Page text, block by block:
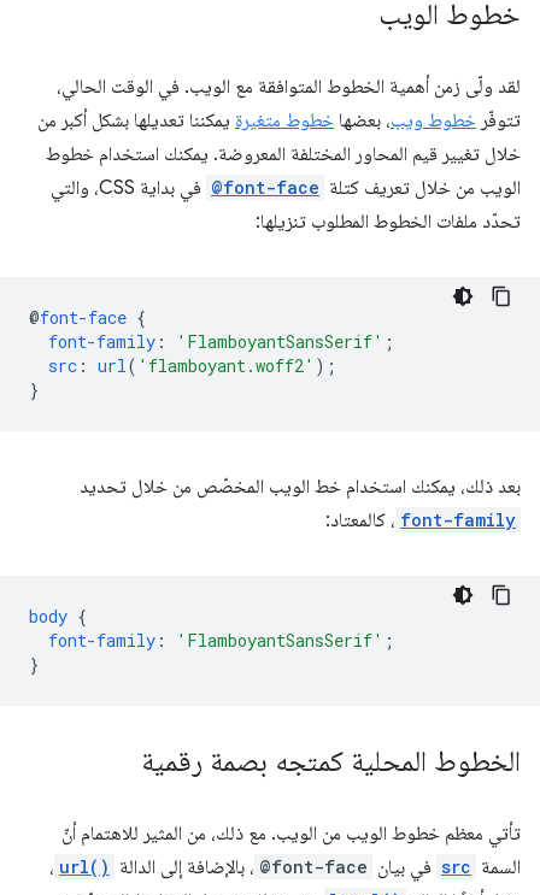
خطوط الويب
لقد ولّى زمن أهمية الخطوط المتوافقة مع الويب. في الوقت الحالي،
تتوفّر خطوط ويب، بعضها خطوط متغيرة يمكننا تعديلها بشكل أكبر من
خلال تغيير قيم المحاور المختلفة المعروضة. يمكنك استخدام خطوط
الويب من خلال تعريف كتلة @font-face
في بداية CSS، والتي
تحدّد ملفات الخطوط المطلوب تنزيلها:
@font-face {
font-family : 'FlamboyantSansSerif' ;
src : url( 'flamboyant.woff2' );
}
بعد ذلك، يمكنك استخدام خط الويب المخصّص من خلال تحديد
font-family ، كالمعتاد:
body {
font-family : 'FlamboyantSansSerif' ;
}
الخطوط المحلية كمتجه بصمة رقمية
تأتي معظم خطوط الويب من الويب. مع ذلك، من المثير للاهتمام أنّ
السمة src في بيان @font-face ، بالإضافة إلى الدالة url() ،